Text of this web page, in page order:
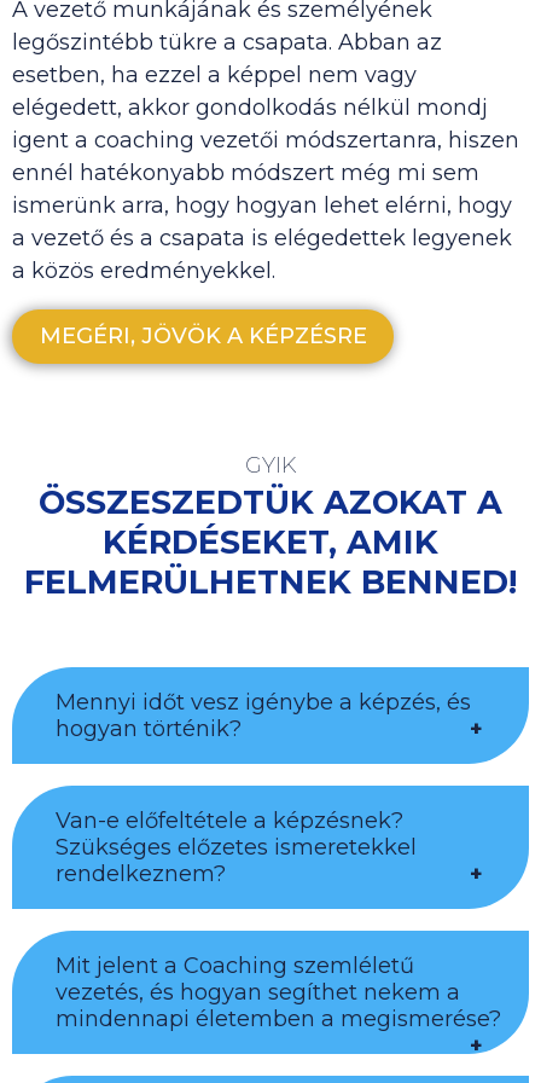
A vezető munkájának és személyének
legőszintébb tükre a csapata. Abban az
esetben, ha ezzel a képpel nem vagy
elégedett, akkor gondolkodás nélkül mondj
igent a coaching vezetői módszertanra, hiszen
ennél hatékonyabb módszert még mi sem
ismerünk arra, hogy hogyan lehet elérni, hogy
a vezető és a csapata is elégedettek legyenek
a közös eredményekkel.
MEGÉRI, JÖVÖK A KÉPZÉSRE
GYIK
ÖSSZESZEDTÜK AZOKAT A
KÉRDÉSEKET, AMIK
FELMERÜLHETNEK BENNED!
Mennyi időt vesz igénybe a képzés, és
hogyan történik?
4 nap, naponta szünetekkel együtt 8 óra,
személyes jelenlétű tréning
Van-e előfeltétele a képzésnek?
Szükséges előzetes ismeretekkel
rendelkeznem?
A tréning vezetőknek szól, függetlenül
attól, hogy hány főből áll a csapatuk
Mit jelent a Coaching szemléletű
vezetés, és hogyan segíthet nekem a
mindennapi életemben a megismerése?